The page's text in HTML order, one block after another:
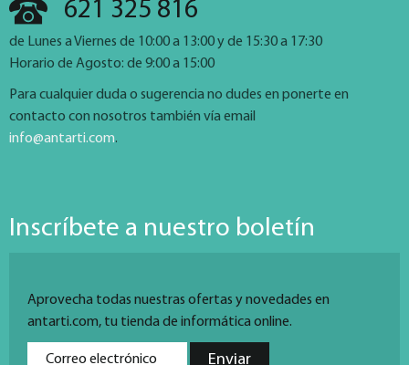
621 325 816
de Lunes a Viernes de 10:00 a 13:00 y de 15:30 a 17:30
Horario de Agosto: de 9:00 a 15:00
Para cualquier duda o sugerencia no dudes en ponerte en
contacto con nosotros también vía email
info@antarti.com.
Inscríbete a nuestro boletín
Aprovecha todas nuestras ofertas y novedades en
antarti.com, tu tienda de informática online.